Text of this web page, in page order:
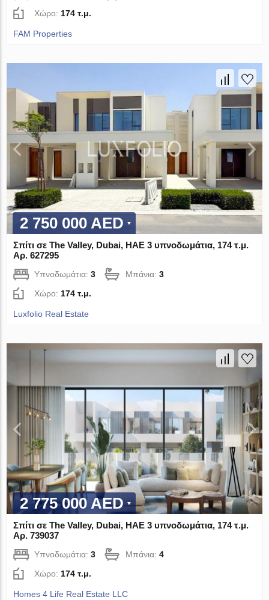
Χώρο:174 τ.μ.
FAM Properties
2 750 000 AED
Σπίτι σε The Valley, Dubai, ΗΑΕ 3 υπνοδωμάτια, 174 τ.μ.
Αρ. 627295
Υπνοδωμάτια:3 Μπάνια:3
Χώρο: 174 τ.μ.
Luxfolio Real Estate
2 775 000 AED
Σπίτι σε The Valley, Dubai, ΗΑΕ 3 υπνοδωμάτια, 174 τ.μ.
Αρ. 739037
Υπνοδωμάτια:3 Μπάνια:4
Χώρο: 174 τ.μ.
Homes 4 Life Real Estate LLC